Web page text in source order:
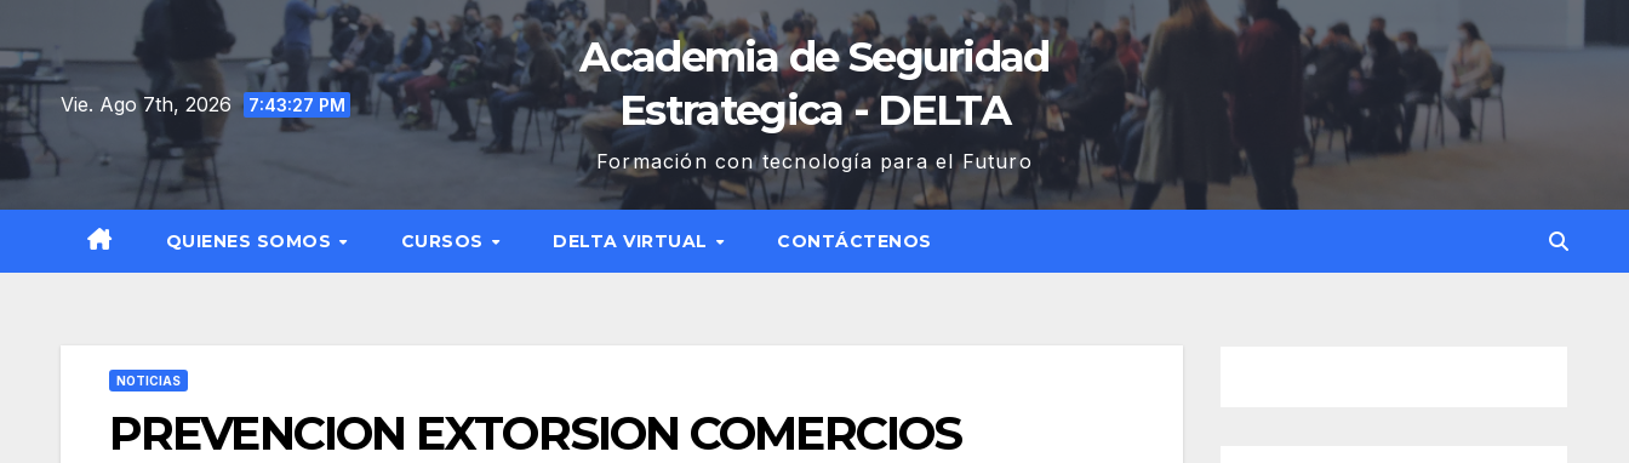
al
contenido
Vie. Ago 7th, 2026 7:43:28 PM
Academia de Seguridad
Estrategica - DELTA
Formación con tecnología para el Futuro
QUIENES SOMOS CURSOS DELTA VIRTUAL CONTÁCTENOS
NOTICIAS
PREVENCION EXTORSION COMERCIOS